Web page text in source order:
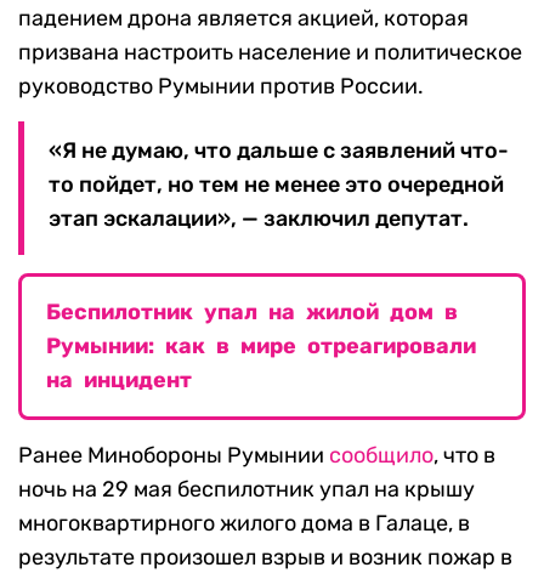
падением дрона является акцией, которая
призвана настроить население и политическое
руководство Румынии против России.
«Я не думаю, что дальше с заявлений что-
то пойдет, но тем не менее это очередной
этап эскалации», — заключил депутат.
Беспилотник упал на жилой дом в
Румынии: как в мире отреагировали
на инцидент
Ранее Минобороны Румынии сообщило, что в
ночь на 29 мая беспилотник упал на крышу
многоквартирного жилого дома в Галаце, в
результате произошел взрыв и возник пожар в